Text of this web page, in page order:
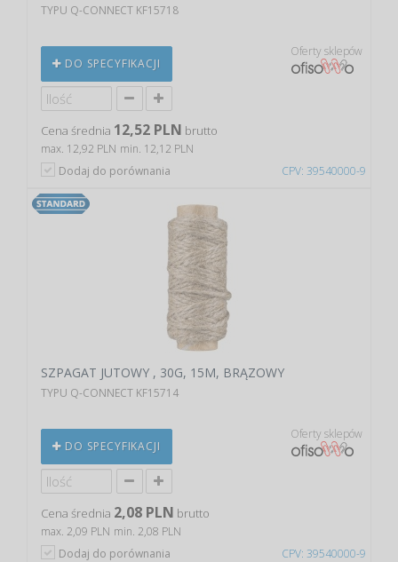
CPV: 39540000-9
TYPU Q-CONNECT KF15718
DO SPECYFIKACJI
Oferty sklepów
Cena średnia 12,52 PLN brutto
max. 12,92 PLN min. 12,12 PLN
Dodaj do porównania
CPV: 39540000-9
SZPAGAT JUTOWY , 30G, 15M, BRĄZOWY
TYPU Q-CONNECT KF15714
DO SPECYFIKACJI
Oferty sklepów
Cena średnia 2,08 PLN brutto
max. 2,09 PLN min. 2,08 PLN
Dodaj do porównania